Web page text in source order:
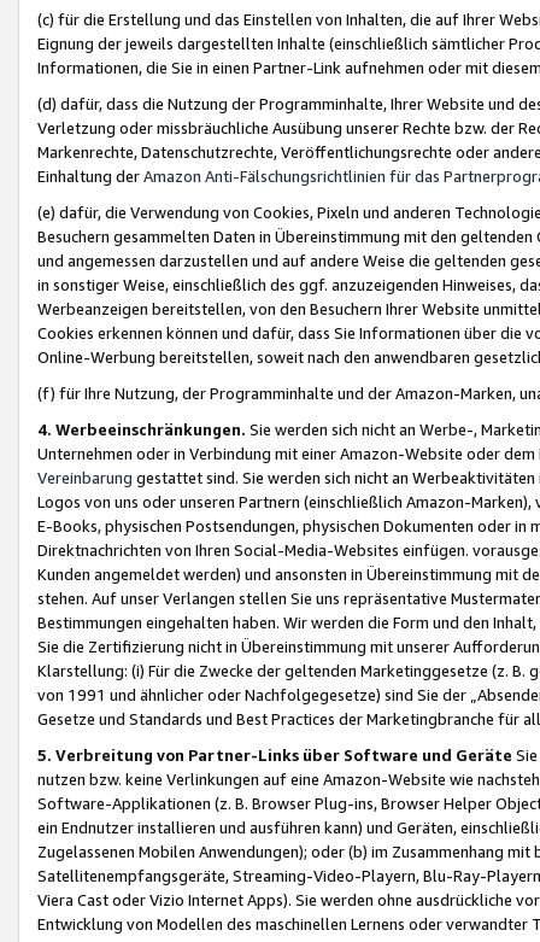
(c) für die Erstellung und das Einstellen von Inhalten, die auf Ihrer
Eignung der jeweils dargestellten Inhalte (einschließlich sämtlicher
Informationen, die Sie in einen Partner-Link aufnehmen oder mit
(d) dafür, dass die Nutzung der Programminhalte, Ihrer Website und
Verletzung oder missbräuchliche Ausübung unserer Rechte bzw. der
Markenrechte, Datenschutzrechte, Veröffentlichungsrechte oder
Einhaltung derAmazon Anti-Fälschungsrichtlinien für das
(e) dafür, die Verwendung von Cookies, Pixeln und anderen
Besuchern gesammelten Daten in Übereinstimmung mit den
und angemessen darzustellen und auf andere Weise die geltenden
in sonstiger Weise, einschließlich des ggf. anzuzeigenden Hinweises,
Werbeanzeigen bereitstellen, von den Besuchern Ihrer Website
Cookies erkennen können und dafür, dass Sie Informationen über die
Online-Werbung bereitstellen, soweit nach den anwendbaren
(f) für Ihre Nutzung, der Programminhalte und der Amazon-Marken,
4. Werbeeinschränkungen. Sie werden sich nicht an Werbe-,
Unternehmen oder in Verbindung mit einer Amazon-Website oder
Vereinbarung gestattet sind. Sie werden sich nicht an
Logos von uns oder unseren Partnern (einschließlich Amazon-
E-Books, physischen Postsendungen, physischen Dokumenten oder in
Direktnachrichten von Ihren Social-Media-Websites einfügen.
Kunden angemeldet werden) und ansonsten in Übereinstimmung mit
stehen. Auf unser Verlangen stellen Sie uns repräsentative
Bestimmungen eingehalten haben. Wir werden die Form und den
Sie die Zertifizierung nicht in Übereinstimmung mit unserer
Klarstellung: (i) Für die Zwecke der geltenden Marketinggesetze (z. B.
von 1991 und ähnlicher oder Nachfolgegesetze) sind Sie der
Gesetze und Standards und Best Practices der Marketingbranche für
5. Verbreitung von Partner-Links über Software und Geräte
nutzen bzw. keine Verlinkungen auf eine Amazon-Website wie
Software-Applikationen (z. B. Browser Plug-ins, Browser Helper
ein Endnutzer installieren und ausführen kann) und Geräten,
Zugelassenen Mobilen Anwendungen); oder (b) im Zusammenhang
Satellitenempfangsgeräte, Streaming-Video-Playern, Blu-Ray-
Viera Cast oder Vizio Internet Apps). Sie werden ohne ausdrückliche
Entwicklung von Modellen des maschinellen Lernens oder